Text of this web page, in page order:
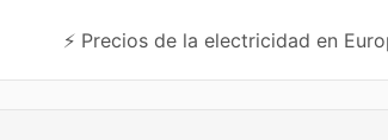
⚡️ Precios de la electricidad en